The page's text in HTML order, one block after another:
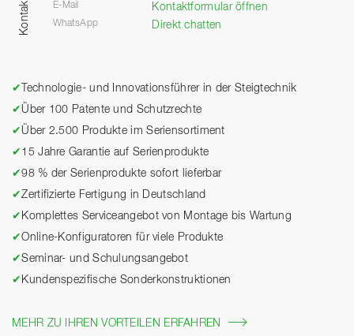
Kontakt E-Mail Kontaktformular öffnen
WhatsApp Direkt chatten
✔
Technologie- und Innovationsführer in der Steigtechnik
✔ Über 100 Patente und Schutzrechte
✔ Über 2.500 Produkte im Seriensortiment
✔ 15 Jahre Garantie auf Serienprodukte
✔98 % der Serienprodukte sofort lieferbar
✔Zertifizierte Fertigung in Deutschland
✔ Komplettes Serviceangebot von Montage bis Wartung
✔Online-Konfiguratoren für viele Produkte
✔Seminar- und Schulungsangebot
✔ Kundenspezifische Sonderkonstruktionen
MEHR ZU IHREN VORTEILEN ERFAHREN